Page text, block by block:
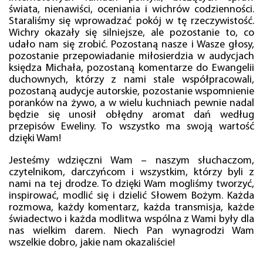
świata, nienawiści, oceniania i wichrów codzienności.
Staraliśmy się wprowadzać pokój w tę rzeczywistość.
Wichry okazały się silniejsze, ale pozostanie to, co
udało nam się zrobić. Pozostaną nasze i Wasze głosy,
pozostanie przepowiadanie miłosierdzia w audycjach
księdza Michała, pozostaną komentarze do Ewangelii
duchownych, którzy z nami stale współpracowali,
pozostaną audycje autorskie, pozostanie wspomnienie
poranków na żywo, a w wielu kuchniach pewnie nadal
będzie się unosił obłędny aromat dań według
przepisów Eweliny. To wszystko ma swoją wartość
dzięki Wam!
Jesteśmy wdzięczni Wam – naszym słuchaczom,
czytelnikom, darczyńcom i wszystkim, którzy byli z
nami na tej drodze. To dzięki Wam mogliśmy tworzyć,
inspirować, modlić się i dzielić Słowem Bożym. Każda
rozmowa, każdy komentarz, każda transmisja, każde
świadectwo i każda modlitwa wspólna z Wami były dla
nas wielkim darem. Niech Pan wynagrodzi Wam
wszelkie dobro, jakie nam okazaliście!